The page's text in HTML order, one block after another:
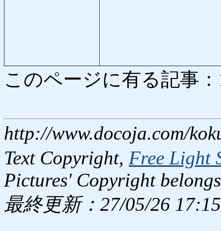
このページに有る記事
http://www.docoja.com/
Text Copyright, Free Light
Pictures' Copyright
最終更新：27/05/26 17:15